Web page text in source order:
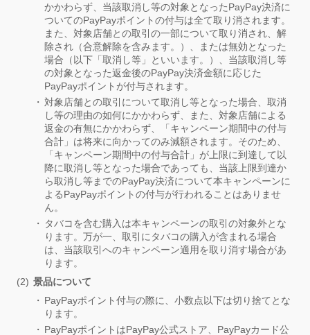
かかわらず、当該取消し等の対象となったPayPay決済に
ついてのPayPayポイントの付与は全て取り消されます。
また、対象店舗との取引の一部について取り消され、解
除され（合意解除を含みます。）、または無効となった
場合（以下「取消し等」といいます。）、当該取消し等
の対象となった返金後のPayPay決済金額に応じた
PayPayポイントが付与されます。
対象店舗との取引について取消し等となった場合、取消
し等の理由の如何にかかわらず、また、対象店舗による
返金の有無にかかわらず、「キャンペーン期間中の付与
合計」は将来に向かってのみ減額されます。そのため、
「キャンペーン期間中の付与合計」が上限に到達して以
降に取消し等となった場合であっても、当該上限到達か
ら取消し等までのPayPay決済について本キャンペーンに
よるPayPayポイントの付与が行われることはありませ
ん。
タバコを含む購入は本キャンペーンの取引の対象外とな
ります。万が一、取引にタバコの購入が含まれる場合
は、当該取引へのキャンペーン適用を取り消す場合があ
ります。
景品について
PayPayポイント付与の際に、小数点以下は切り捨てとな
ります。
PayPayポイントはPayPay公式ストア、PayPayカード公